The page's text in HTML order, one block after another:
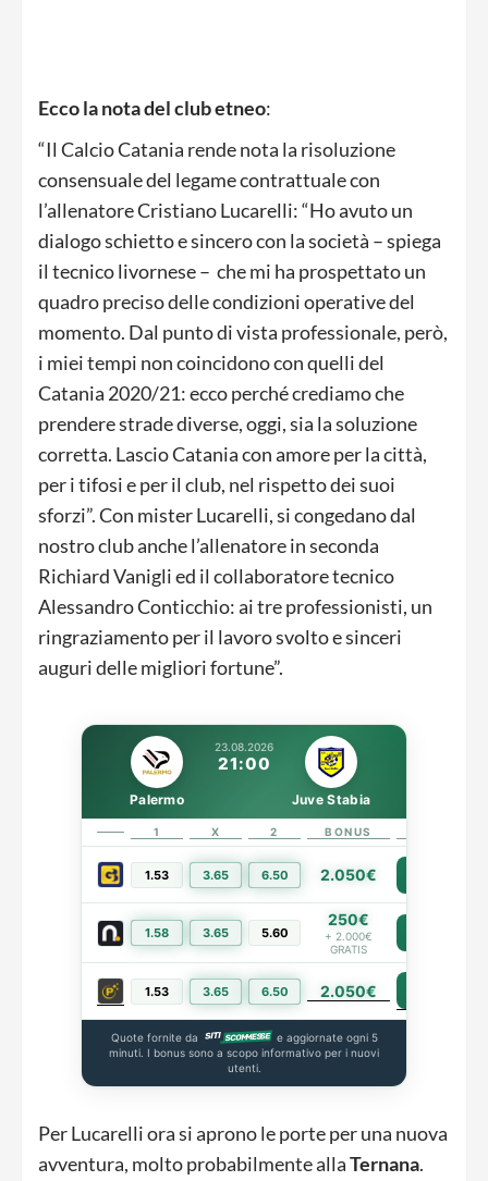
Ecco la nota del club etneo:
“Il Calcio Catania rende nota la risoluzione
consensuale del legame contrattuale con
l’allenatore Cristiano Lucarelli: “Ho avuto un
dialogo schietto e sincero con la società – spiega
il tecnico livornese – che mi ha prospettato un
quadro preciso delle condizioni operative del
momento. Dal punto di vista professionale, però,
i miei tempi non coincidono con quelli del
Catania 2020/21: ecco perché crediamo che
prendere strade diverse, oggi, sia la soluzione
corretta. Lascio Catania con amore per la città,
per i tifosi e per il club, nel rispetto dei suoi
sforzi”. Con mister Lucarelli, si congedano dal
nostro club anche l’allenatore in seconda
Richiard Vanigli ed il collaboratore tecnico
Alessandro Conticchio: ai tre professionisti, un
ringraziamento per il lavoro svolto e sinceri
auguri delle migliori fortune”.
23.08.2026
21:00
Palermo Juve Stabia
1 X 2 BONUS
1.53 3.65 6.50 2.050€
1.58 3.65 5.60
250€
+ 2.000€
GRATIS
1.53 3.65 6.50 2.050€
Quote fornite da
e aggiornate ogni 5
minuti. I bonus sono a scopo informativo per i nuovi
utenti.
Per Lucarelli ora si aprono le porte per una nuova
avventura, molto probabilmente allaTernana.